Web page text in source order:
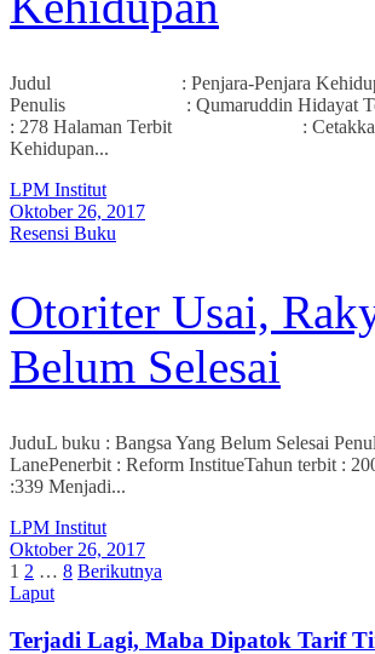
Judul : Penjara-Penjara
Penulis : Qumaruddin Hidayat
: 278 Halaman Terbit : Cetakkan
Kehidupan...
LPM Institut
Oktober 26, 2017
Resensi Buku
Otoriter Usai,
Belum Selesai
JuduL buku : Bangsa Yang Belum Selesai
LanePenerbit : Reform InstitueTahun terbit :
:339 Menjadi...
LPM Institut
Oktober 26, 2017
Paginasi
pos
1 2 … 8 Berikutnya
Laput
Terjadi Lagi, Maba Dipatok Tarif